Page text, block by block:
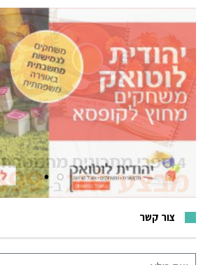
צור קשר